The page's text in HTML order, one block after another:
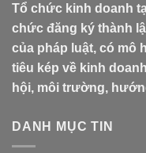
Tổ chức kinh doanh
chức đăng ký thành
của pháp luật, có mô
tiêu kép về kinh
hội, môi trường,
DANH MỤC TIN